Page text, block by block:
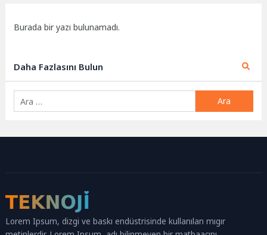
Burada bir yazı bulunamadı.
Daha Fazlasını Bulun
Lorem Ipsum, dizgi ve baskı endüstrisinde kullanılan mıgır